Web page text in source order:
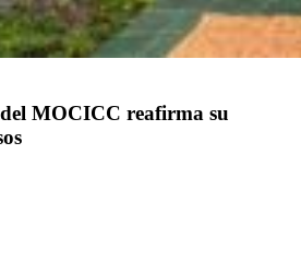
MOCICC reafirma su